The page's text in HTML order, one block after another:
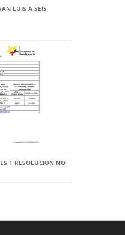
LUIS A SEIS
1 RESOLUCIÓN NO